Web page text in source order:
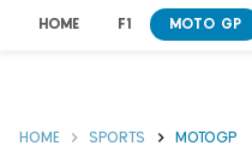
HOME F1 MOTO GP
HOME SPORTS MOTOGP